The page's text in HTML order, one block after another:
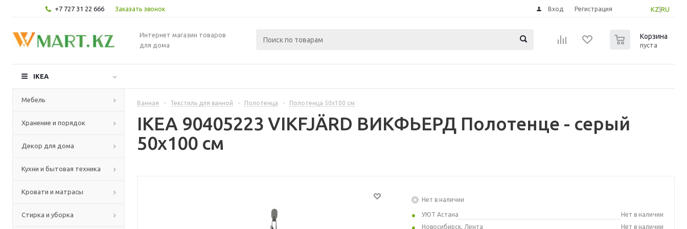
+7 727 31 22 666 Заказать звонок KZ RU
Вход Регистрация
Интернет магазин товаров
для дома
Корзина
пуста
IKEA
Мебель
Хранение и порядок
Декор для дома
Кухни и бытовая техника
Кровати и матрасы
Стирка и уборка
Ванная - Текстиль для ванной - Полотенца - Полотенца 50х100 см
IKEA 90405223 VIKFJÄRD ВИКФЬЕРД Полотенце - серый
50x100 см
Нет в наличии
УЮТ Астана
Нет в наличии
Новосибирск, Лента
Нет в наличии